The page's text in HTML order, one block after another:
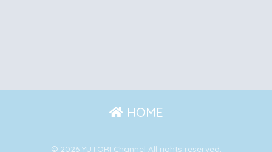
HOME
© 2026 YUTORI Channel All rights reserved.